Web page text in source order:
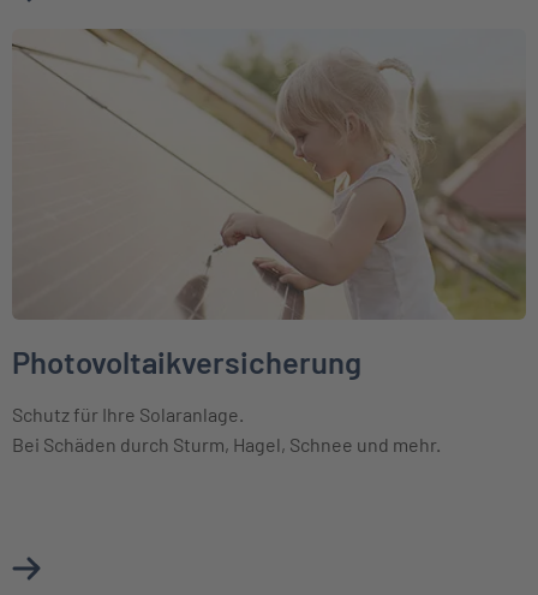
Weiter zu Photovoltaikversicherung
Photovoltaikversicherung
Schutz für Ihre Solaranlage.
Bei Schäden durch Sturm, Hagel, Schnee und mehr.
Mehr über Photovoltaikversicherung erfahren